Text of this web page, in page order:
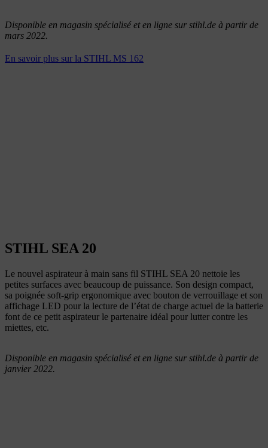
Disponible en magasin spécialisé et en ligne sur stihl.de à partir de
mars 2022.
En savoir plus sur la STIHL MS 162
STIHL SEA 20
Le nouvel aspirateur à main sans fil STIHL SEA 20 nettoie les
petites surfaces avec beaucoup de puissance. Son design compact,
sa poignée soft-grip ergonomique avec bouton de verrouillage et son
affichage LED pour la lecture de l’état de charge actuel de la batterie
font de ce petit aspirateur le partenaire idéal pour lutter contre les
miettes, etc.
Disponible en magasin spécialisé et en ligne sur stihl.de à partir de
janvier 2022.